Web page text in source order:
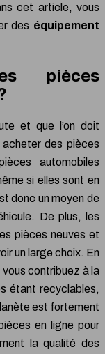
cet article, vous
des équipement
pièces
et que l’on doit
des pièces
automobiles
si elles sont en
donc un moyen de
De plus, les
pièces neuves et
un large choix. En
vous contribuez à la
étant recyclables,
est fortement
en ligne pour
la qualité des